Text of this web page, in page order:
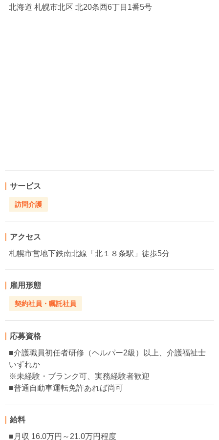
北海道 札幌市北区 北20条西6丁目1番5号
サービス
訪問介護
アクセス
札幌市営地下鉄南北線「北１８条駅」徒歩5分
雇用形態
契約社員・嘱託社員
応募資格
■介護職員初任者研修（ヘルパー2級）以上、介護福祉士
いずれか
※未経験・ブランク可、実務経験者歓迎
■普通自動車運転免許あれば尚可
給料
■月収 16.0万円～21.0万円程度